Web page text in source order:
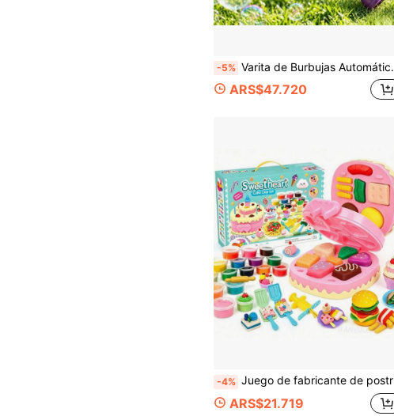
-5% Varita de Burbujas Automática de Fantasma de Halloween para Niños, Juguete Eléctrico de Burbujas con Diseño de Fantasma Morado Lindo con Luces y Gran Salida de Burbujas, Juego al Aire Libre en Césped, Camping y Parque, Adecuado para Niños y Niñas de 3 Años, Atmósfera Festiva, Regalo de Fiesta de Cumpleaños de Halloween, Opción de Regalo de Vacaciones Juguete Divertido
ARS$47.720
-4% Juego de fabricante de postres de arcilla con forma de pastel para niños, arcilla multicolor con herramientas de molde completas, adecuado para juegos en casa, ocio al aire libre, fiestas festivas, Navidad, Halloween, regalo perfecto de cumpleaños, juguete hecho a mano unisex para niños y niñas
ARS$21.719